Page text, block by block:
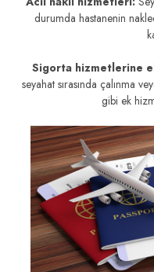
durumda hastanenin
Sigorta hizmetlerine
seyahat sırasında çalınma
gibi ek